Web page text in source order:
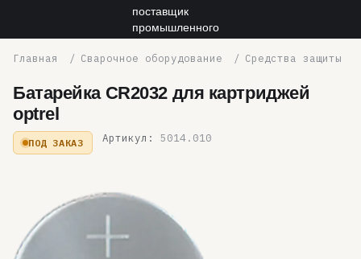
Сварочное оборудование Средства защиты
Батарейка CR2032 для картриджей
optrel
ПОД ЗАКАЗ Артикул: 5014.010